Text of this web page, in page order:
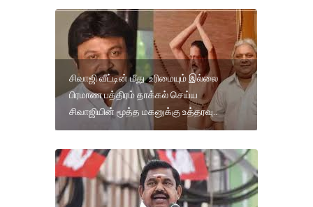
சிவாஜி வீட்டின் மீது உரிமையும் இல்லை
பிரமாண பத்திரம் தாக்கல் செய்ய
சிவாஜியின் மூத்த மகனுக்கு உத்தரவு..